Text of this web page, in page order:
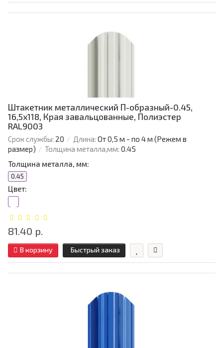
Штакетник металлический П-образный-0.45,
16,5х118, Края завальцованные, Полиэстер
RAL9003
Срок службы: 20 Длина: От 0,5 м - по 4 м (Режем в
размер)
Толщина металла,мм: 0.45
Толщина металла, мм:
0.45
Цвет:
81.40 р.
В корзину Быстрый заказ